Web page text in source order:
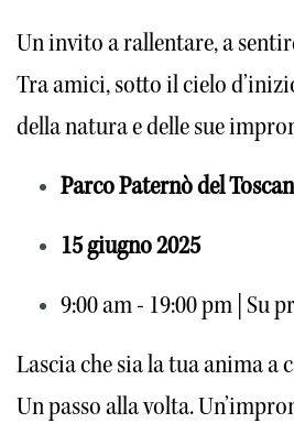
Un invito a rallentare, a
Tra amici, sotto il cielo
della natura e delle sue
Parco Paternò del
15 giugno 2025
9:00 am - 19:00 pm | Su
Lascia che sia la tua anima a
Un passo alla volta.